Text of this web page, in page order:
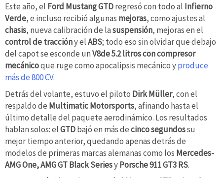
Este año, el Ford Mustang GTDregresó con todo al Infierno
Verde, e incluso recibió algunas mejoras, como ajustes al
chasis, nueva calibración de lasuspensión, mejoras en el
control de traccióny elABS; todo eso sin olvidar que debajo
del capot se esconde unV8de 5.2 litroscon compresor
mecánicoque ruge como apocalipsis mecánico yproduce
más de 800 CV.
Detrás del volante, estuvo el piloto Dirk Müller, con el
respaldo de Multimatic Motorsports, afinando hasta el
último detalle del paquete aerodinámico. Los resultados
hablan solos: elGTDbajó en más decinco segundossu
mejor tiempo anterior, quedando apenas detrás de
modelos de primeras marcas alemanas como los Mercedes-
AMG One, AMG GT Black SeriesyPorsche 911 GT3 RS.